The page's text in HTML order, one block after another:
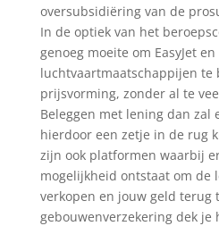
oversubsidiëring van de
In de optiek van het
genoeg moeite om EasyJet
luchtvaartmaatschappijen te
prijsvorming, zonder al te
Beleggen met lening dan zal
hierdoor een zetje in de rug
zijn ook platformen waarbij
mogelijkheid ontstaat om de
verkopen en jouw geld terug
gebouwenverzekering dek je